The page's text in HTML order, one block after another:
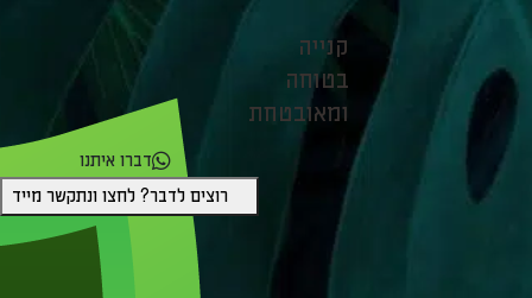
קנייה
בטוחה
ומאובטחת
דברו איתנו
רוצים לדבר? לחצו ונתקשר מייד